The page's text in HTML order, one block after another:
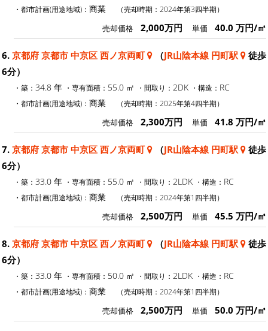
・都市計画(用途地域)： 商業 （売却時期：2024年第3四半期）
売却価格 2,000万円 単価 40.0 万円/㎡
6. 京都府 京都市 中京区 西ノ京両町 （JR山陰本線 円町駅
徒歩
6分）
・築： 34.8 年 ・専有面積： 55.0 ㎡ ・間取り： 2DK ・構造： RC
・都市計画(用途地域)： 商業 （売却時期：2025年第4四半期）
売却価格 2,300万円 単価 41.8 万円/㎡
7. 京都府 京都市 中京区 西ノ京両町 （JR山陰本線 円町駅
徒歩
6分）
・築： 33.0 年 ・専有面積： 55.0 ㎡ ・間取り： 2LDK ・構造： RC
・都市計画(用途地域)： 商業 （売却時期：2024年第1四半期）
売却価格 2,500万円 単価 45.5 万円/㎡
8. 京都府 京都市 中京区 西ノ京両町 （JR山陰本線 円町駅
徒歩
6分）
・築： 33.0 年 ・専有面積： 50.0 ㎡ ・間取り： 2LDK ・構造： RC
・都市計画(用途地域)： 商業 （売却時期：2024年第1四半期）
売却価格 2,500万円 単価 50.0 万円/㎡